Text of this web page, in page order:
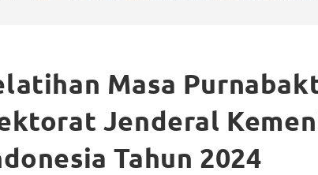
Masa
Jenderal
Tahun 2024